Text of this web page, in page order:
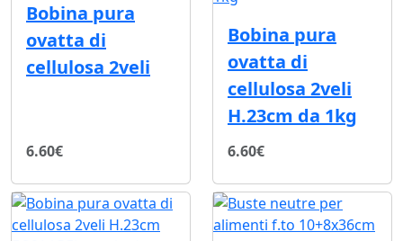
Bobina pura
ovatta di
cellulosa 2veli
6.60€
Bobina pura
ovatta di
cellulosa 2veli
H.23cm da 1kg
6.60€